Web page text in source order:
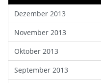
Dezember 2013
November 2013
Oktober 2013
September 2013